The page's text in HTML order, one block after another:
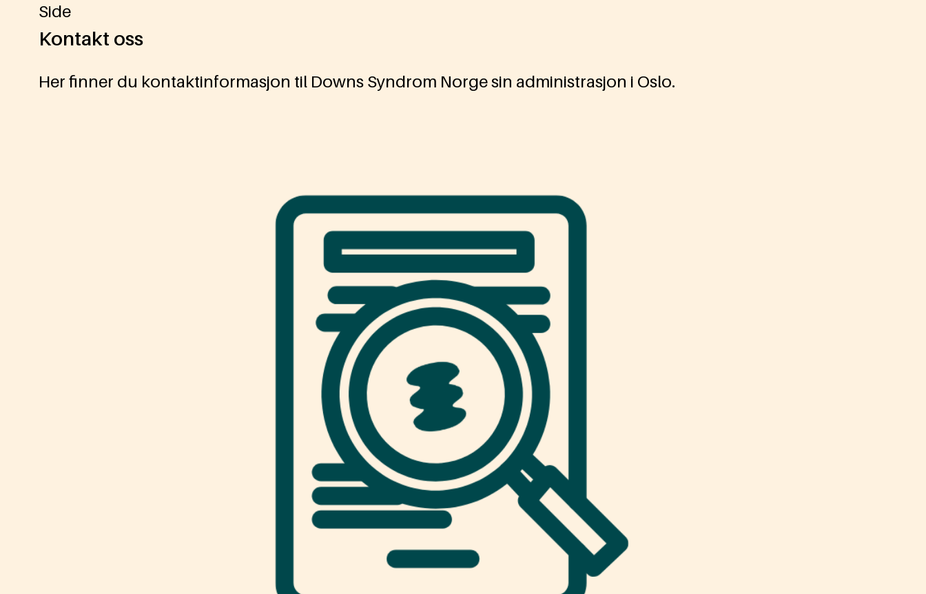
Side
Kontakt oss
Her finner du kontaktinformasjon til Downs Syndrom Norge sin administrasjon i Oslo.